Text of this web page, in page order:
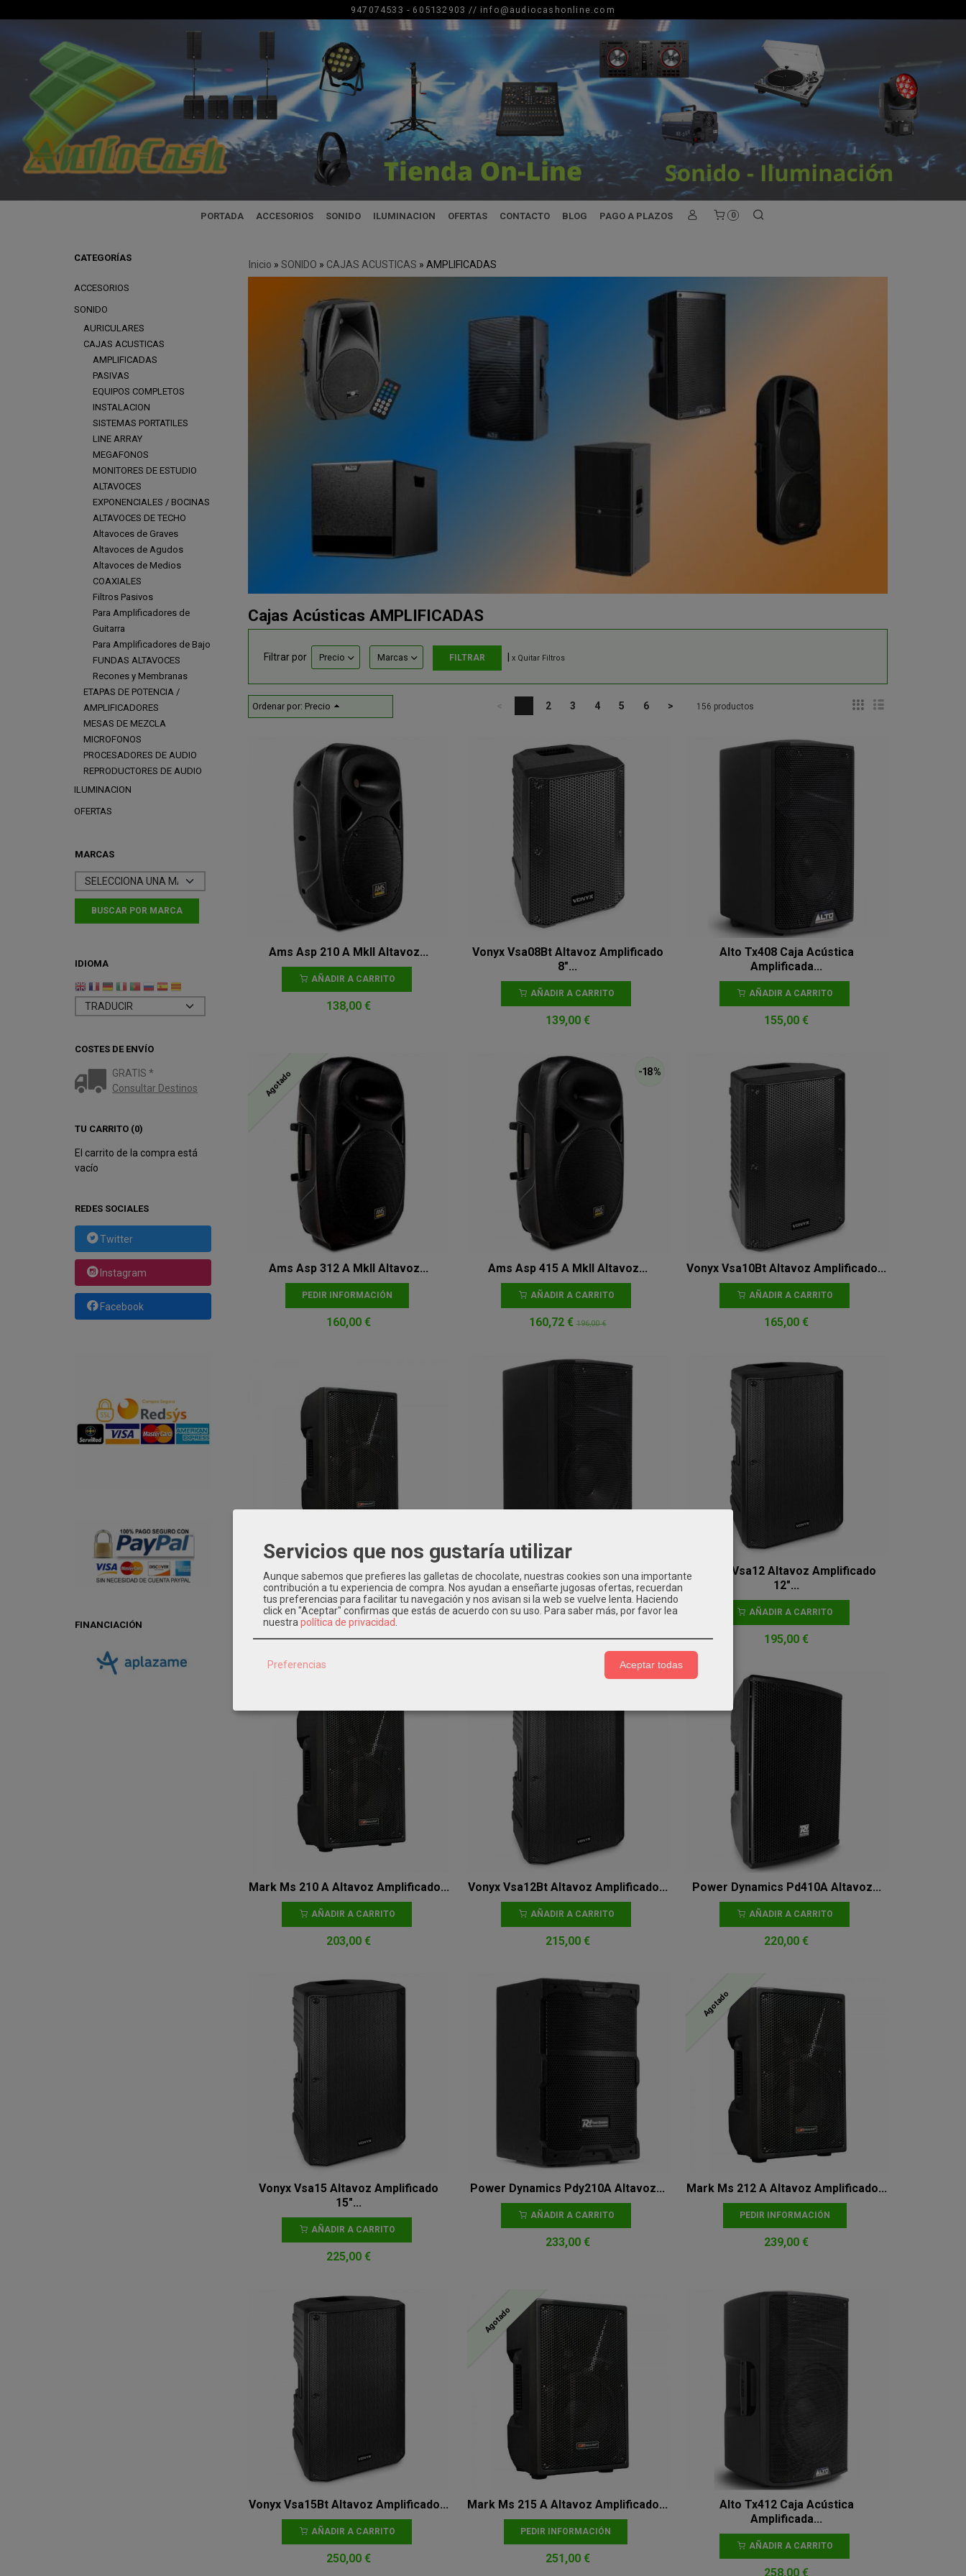
947074533 - 605132903 // info@audiocashonline.com
PORTADA ACCESORIOS SONIDO ILUMINACION OFERTAS CONTACTO BLOG PAGO A PLAZOS 0
CATEGORÍAS
ACCESORIOS
SONIDO
AURICULARES
CAJAS ACUSTICAS
AMPLIFICADAS
PASIVAS
EQUIPOS COMPLETOS
INSTALACION
SISTEMAS PORTATILES
LINE ARRAY
MEGAFONOS
MONITORES DE ESTUDIO
ALTAVOCES
EXPONENCIALES / BOCINAS
ALTAVOCES DE TECHO
Altavoces de Graves
Altavoces de Agudos
Altavoces de Medios
COAXIALES
Filtros Pasivos
Para Amplificadores de
Guitarra
Para Amplificadores de Bajo
FUNDAS ALTAVOCES
Recones y Membranas
ETAPAS DE POTENCIA /
AMPLIFICADORES
MESAS DE MEZCLA
MICROFONOS
PROCESADORES DE AUDIO
REPRODUCTORES DE AUDIO
ILUMINACION
OFERTAS
MARCAS
IDIOMA
COSTES DE ENVÍO
GRATIS *
Consultar Destinos
TU CARRITO (0)
El carrito de la compra está
vacío
REDES SOCIALES
Twitter
Instagram
Facebook
FINANCIACIÓN
Inicio » SONIDO » CAJAS ACUSTICAS » AMPLIFICADAS
Cajas Acústicas AMPLIFICADAS
Filtrar por Precio Marcas x Quitar Filtros
Ordenar por: Precio 2 3 4 5 6 > 156 productos
Ams Asp 210 A MkII Altavoz...
AÑADIR A CARRITO
138,00 €
Vonyx Vsa08Bt Altavoz Amplificado
8"...
AÑADIR A CARRITO
139,00 €
Alto Tx408 Caja Acústica
Amplificada...
AÑADIR A CARRITO
155,00 €
Agotado
Ams Asp 312 A MkII Altavoz...
PEDIR INFORMACIÓN
160,00 €
-18 %
Ams Asp 415 A MkII Altavoz...
AÑADIR A CARRITO
160,72 €196,00 €
Vonyx Vsa10Bt Altavoz Amplificado...
AÑADIR A CARRITO
165,00 €
Mark Ms 28 A Altavoz Amplificado
con...
AÑADIR A CARRITO
169,00 €
Alto Tx410 Caja Acústica
Amplificada...
AÑADIR A CARRITO
180,00 €
Vonyx Vsa12 Altavoz Amplificado
12"...
AÑADIR A CARRITO
195,00 €
Mark Ms 210 A Altavoz Amplificado...
AÑADIR A CARRITO
203,00 €
Vonyx Vsa12Bt Altavoz Amplificado...
AÑADIR A CARRITO
215,00 €
Power Dynamics Pd410A Altavoz...
AÑADIR A CARRITO
220,00 €
Vonyx Vsa15 Altavoz Amplificado
15"...
AÑADIR A CARRITO
225,00 €
Power Dynamics Pdy210A Altavoz...
AÑADIR A CARRITO
233,00 €
Agotado
Mark Ms 212 A Altavoz Amplificado...
PEDIR INFORMACIÓN
239,00 €
Vonyx Vsa15Bt Altavoz Amplificado...
AÑADIR A CARRITO
250,00 €
Agotado
Mark Ms 215 A Altavoz Amplificado...
PEDIR INFORMACIÓN
251,00 €
Alto Tx412 Caja Acústica
Amplificada...
AÑADIR A CARRITO
258,00 €
Servicios que nos gustaría utilizar
Aunque sabemos que prefieres las galletas de chocolate, nuestras cookies son una importante
contribución a tu experiencia de compra. Nos ayudan a enseñarte jugosas ofertas, recuerdan
tus preferencias para facilitar tu navegación y nos avisan si la web se vuelve lenta. Haciendo
click en "Aceptar" confirmas que estás de acuerdo con su uso. Para saber más, por favor lea
nuestra política de privacidad
Preferencias Aceptar todas